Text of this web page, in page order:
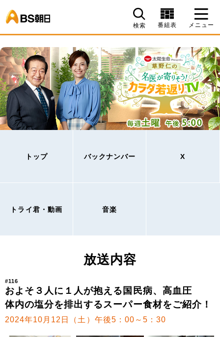
検索 番組表 メニュー
トップ バックナンバー X
トライ君・動画 音楽
放送内容
#116
およそ３人に１人が抱える国民病、高血圧
体内の塩分を排出するスーパー食材をご紹介！
2024年10月12日（土）午後5：00～5：30